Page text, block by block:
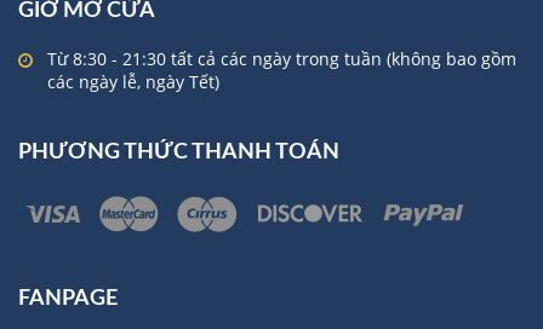
GIỜ MỞ CỬA
Từ 8:30 - 21:30 tất cả các ngày trong tuần (không bao gồm
các ngày lễ, ngày Tết)
PHƯƠNG THỨC THANH TOÁN
FANPAGE